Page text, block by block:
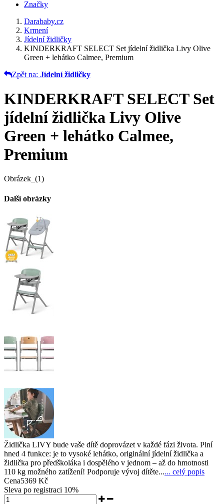
Značky
Darababy.cz
Krmení
Jídelní židličky
KINDERKRAFT SELECT Set jídelní židlička Livy Olive
Green + lehátko Calmee, Premium
Zpět na: Jídelní židličky
KINDERKRAFT SELECT Set
jídelní židlička Livy Olive
Green + lehátko Calmee,
Premium
Obrázek_(1)
Další obrázky
Židlička LIVY bude vaše dítě doprovázet v každé fázi života. Plní
hned 4 funkce: je to vysoké lehátko, originální jídelní židlička a
židlička pro předškoláka i dospělého v jednom – až do hmotnosti
110 kg možného zatížení! Podporuje vývoj dítěte...... celý popis
Cena5369 Kč
Sleva po registraci 10%